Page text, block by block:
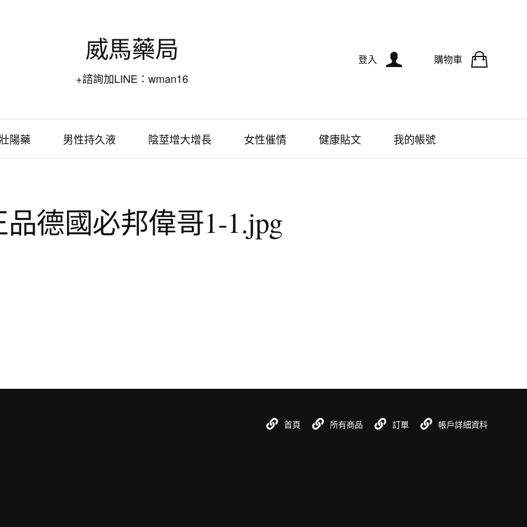
威馬藥局
+諮詢加LINE：wman16
登入 購物車
陽藥 男性持久液 陰莖增大增長 女性催情 健康貼文 我的帳號
品德國必邦偉哥1-1.jpg
首頁 所有商品 訂單 帳戶詳細資料